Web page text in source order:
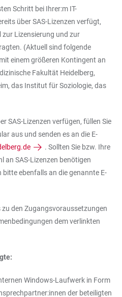
Schritt bei Ihrer:m IT-
über SAS-Lizenzen verfügt,
zur Lizensierung und zur
(Aktuell sind folgende
einem größeren Kontingent an
Fakultät Heidelberg,
das Institut für Soziologie, das
SAS-Lizenzen verfügen, füllen Sie
aus und senden es an die E-
. Sollten Sie bzw. Ihre
an SAS-Lizenzen benötigen
bitte ebenfalls an die genannte E-
zu den Zugangsvoraussetzungen
dem verlinkten
Windows-Laufwerk in Form
der beteiligten